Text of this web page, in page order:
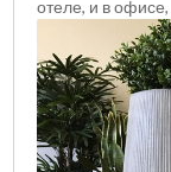
отеле, и в офисе,